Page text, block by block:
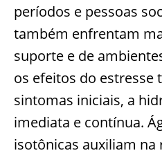
períodos e pessoas
também enfrentam
suporte e de
os efeitos do estresse
sintomas iniciais, a
imediata e contínua.
isotônicas auxiliam